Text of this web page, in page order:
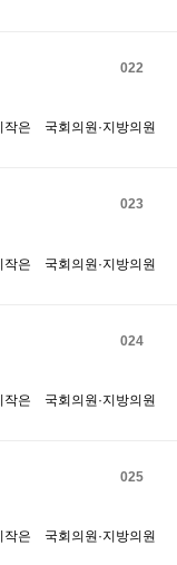
022
작은 국회의원·지방의원
023
작은 국회의원·지방의원
024
작은 국회의원·지방의원
025
작은 국회의원·지방의원